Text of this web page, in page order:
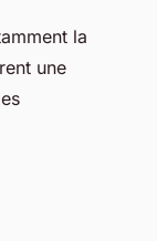
la
une